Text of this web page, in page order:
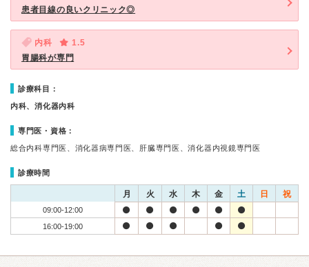
患者目線の良いクリニック◎
内科
1.5
胃腸科が専門
診療科目：
内科、消化器内科
専門医・資格：
総合内科専門医、消化器病専門医、肝臓専門医、消化器内視鏡専門医
診療時間
月 火 水 木 金 土 日 祝
09:00-12:00
16:00-19:00